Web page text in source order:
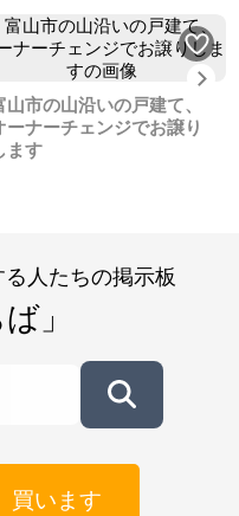
山市の山沿いの戸建て、
ーナーチェンジでお譲り
ます
人たちの掲示板
」
買います